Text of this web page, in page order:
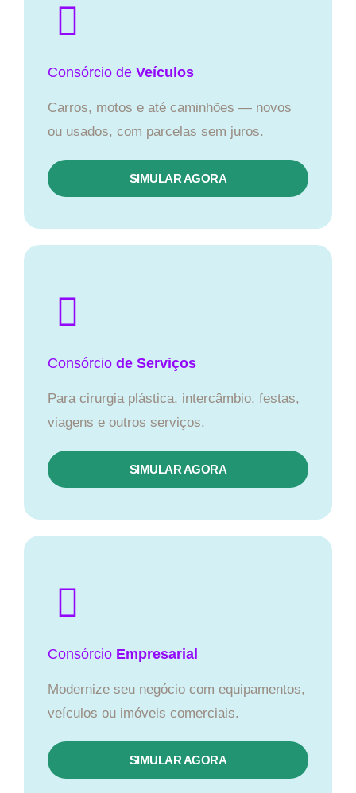
Consórcio de Veículos
Carros, motos e até caminhões — novos
ou usados, com parcelas sem juros.
SIMULAR AGORA
Consórcio de Serviços
Para cirurgia plástica, intercâmbio, festas,
viagens e outros serviços.
SIMULAR AGORA
Consórcio Empresarial
Modernize seu negócio com equipamentos,
veículos ou imóveis comerciais.
SIMULAR AGORA